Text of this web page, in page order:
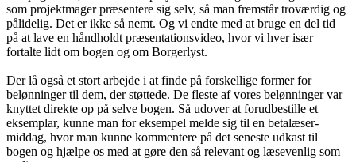
som projektmager præsentere sig selv, så man fremstår troværdig og
pålidelig. Det er ikke så nemt. Og vi endte med at bruge en del tid
på at lave en håndholdt præsentationsvideo, hvor vi hver især
fortalte lidt om bogen og om Borgerlyst.
Der lå også et stort arbejde i at finde på forskellige former for
belønninger til dem, der støttede. De fleste af vores belønninger var
knyttet direkte op på selve bogen. Så udover at forudbestille et
eksemplar, kunne man for eksempel melde sig til en betalæser-
middag, hvor man kunne kommentere på det seneste udkast til
bogen og hjælpe os med at gøre den så relevant og læsevenlig som